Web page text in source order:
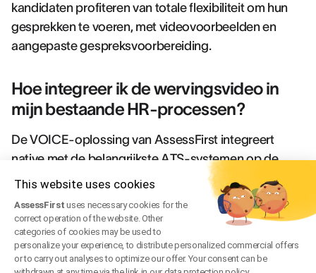
This website uses cookies
AssessFirstuses necessary cookies for the
correct operation of the website. Other
categories of cookies may be used to
personalize your experience, to distribute personalized commercial offers
or to carry out analyses to optimize our offer. Your consent can be
kandidaten profiteren van totale flexibiliteit om hun
gesprekken te voeren, met videovoorbeelden en
aangepaste gespreksvoorbereiding.
Hoe integreer ik de wervingsvideo in
mijn bestaande HR-processen?
De VOICE-oplossing van AssessFirst integreert
native met de belangrijkste ATS-systemen op de
markt en maakt een soepele synchronisatie van
kandidaatgegevens mogelijk. De implementatie
omvat volledige begeleiding met teamopleiding,
aanpassing van bestaande workflows en het
opzetten van prestatie-indicatoren. Het delen van